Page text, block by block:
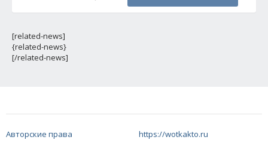
[related-news]
{related-news}
[/related-news]
Авторские права https://wotkakto.ru